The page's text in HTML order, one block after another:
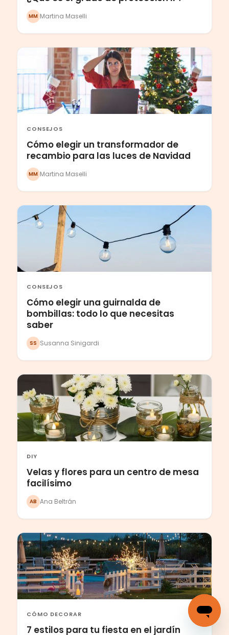
MM Martina Maselli
CONSEJOS
Cómo elegir un transformador de
recambio para las luces de Navidad
MM Martina Maselli
CONSEJOS
Cómo elegir una guirnalda de
bombillas: todo lo que necesitas
saber
SS Susanna Sinigardi
DIY
Velas y flores para un centro de mesa
facilísimo
AB Ana Beltrán
CÓMO DECORAR
7 estilos para tu fiesta en el jardín